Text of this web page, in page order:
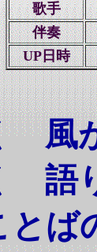
歌手
伴奏
UP日時
風
語
と